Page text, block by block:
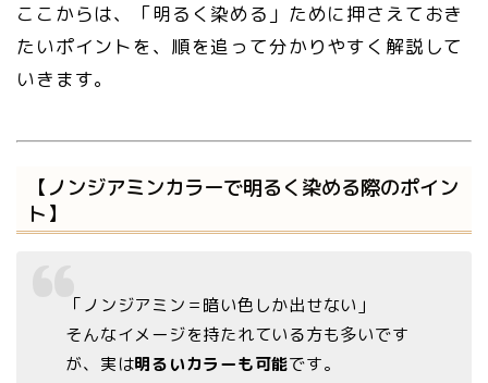
ここからは、「明るく染める」ために押さえておき
たいポイントを、順を追って分かりやすく解説して
いきます。
【ノンジアミンカラーで明るく染める際のポイン
ト】
「ノンジアミン＝暗い色しか出せない」
そんなイメージを持たれている方も多いです
が、実は明るいカラーも可能です。